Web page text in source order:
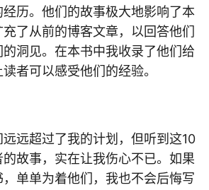
历。他们的故事极大地影响了本
了从前的博客文章，以回答他们
洞见。在本书中我收录了他们给
者可以感受他们的经验。
远超过了我的计划，但听到这10
故事，实在让我伤心不已。如果
单单为着他们，我也不会后悔写